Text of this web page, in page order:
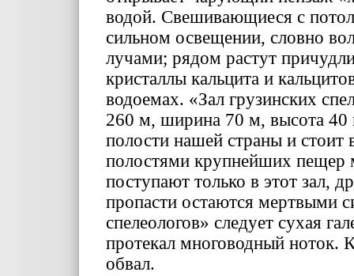
водой. Свешивающиеся с
сильном освещении, словно
лучами; рядом растут
кристаллы кальцита и
водоемах. «Зал грузинских
260 м, ширина 70 м, высота 40
полости нашей страны и
полостями крупнейших
поступают только в этот зал,
пропасти остаются мертвыми
спелеологов» следует сухая
протекал многоводный ноток.
обвал.